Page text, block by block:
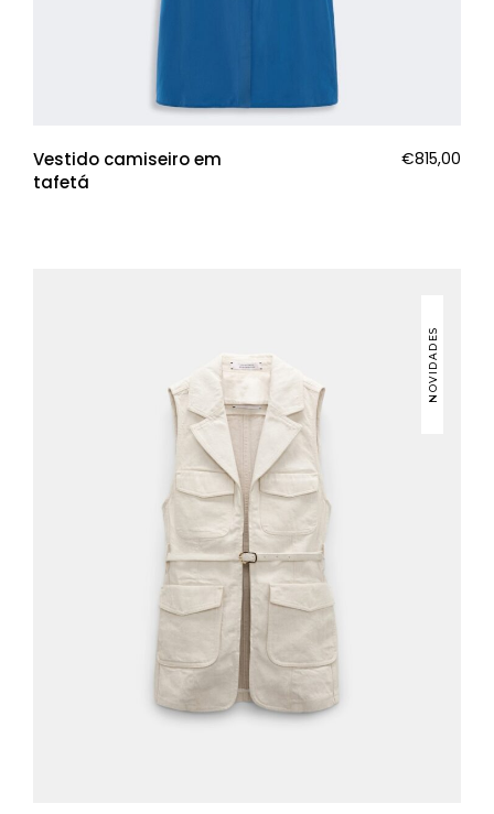
Vestido camiseiro em
tafetá
€815,00
NOVIDADES